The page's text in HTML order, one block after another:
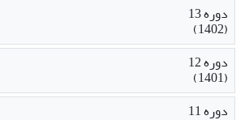
دوره 13
(1402)
دوره 12
(1401)
دوره 11